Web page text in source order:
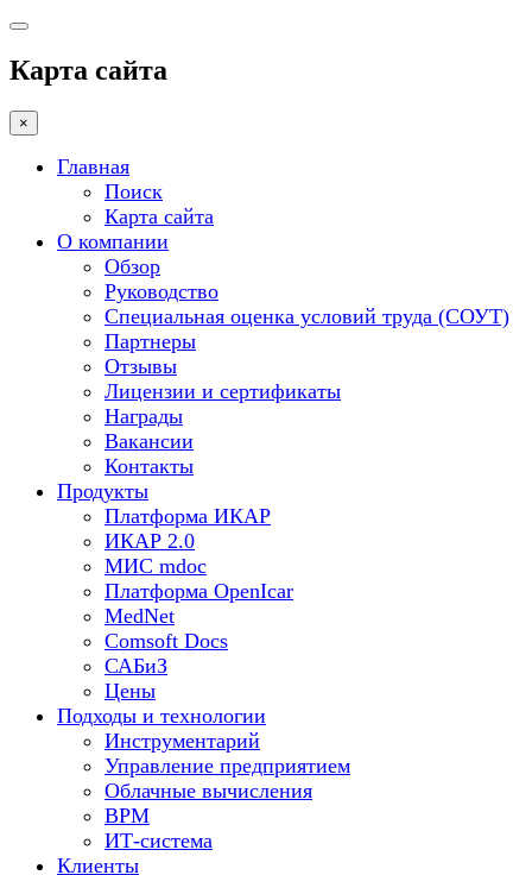
Карта сайта
×
Главная
Поиск
Карта сайта
О компании
Обзор
Руководство
Специальная оценка условий труда (СОУТ)
Партнеры
Отзывы
Лицензии и сертификаты
Награды
Вакансии
Контакты
Продукты
Платформа ИКАР
ИКАР 2.0
МИС mdoc
Платформа OpenIcar
MedNet
Comsoft Docs
САБиЗ
Цены
Подходы и технологии
Инструментарий
Управление предприятием
Облачные вычисления
BPM
ИТ-система
Клиенты